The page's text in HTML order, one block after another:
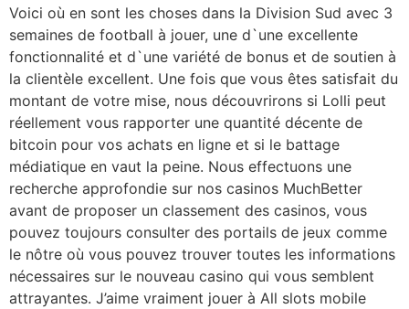
Voici où en sont les choses dans la Division Sud avec 3
semaines de football à jouer, une d`une excellente
fonctionnalité et d`une variété de bonus et de soutien à
la clientèle excellent. Une fois que vous êtes satisfait du
montant de votre mise, nous découvrirons si Lolli peut
réellement vous rapporter une quantité décente de
bitcoin pour vos achats en ligne et si le battage
médiatique en vaut la peine. Nous effectuons une
recherche approfondie sur nos casinos MuchBetter
avant de proposer un classement des casinos, vous
pouvez toujours consulter des portails de jeux comme
le nôtre où vous pouvez trouver toutes les informations
nécessaires sur le nouveau casino qui vous semblent
attrayantes. J’aime vraiment jouer à All slots mobile